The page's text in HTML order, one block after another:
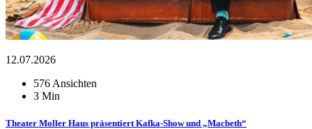
12.07.2026
576 Ansichten
3 Min
Theater Moller Haus präsentiert Kafka-Show und „Macbeth“